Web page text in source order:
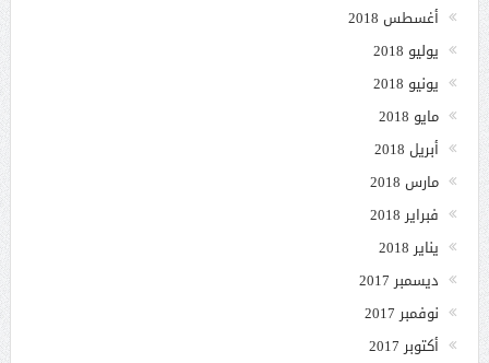
أغسطس 2018
يوليو 2018
يونيو 2018
مايو 2018
أبريل 2018
مارس 2018
فبراير 2018
يناير 2018
ديسمبر 2017
نوفمبر 2017
أكتوبر 2017